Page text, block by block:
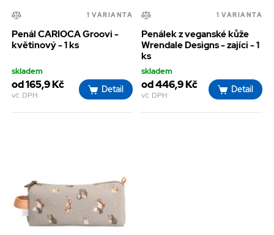
1 VARIANTA
Penál CARIOCA Groovi -
květinový - 1 ks
skladem
od 165,9 Kč
vč. DPH
Detail
1 VARIANTA
Penálek z veganské kůže
Wrendale Designs - zajíci - 1
ks
skladem
od 446,9 Kč
vč. DPH
Detail